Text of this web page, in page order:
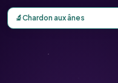
Carte d'observation du
🔬Chardon aux ânes